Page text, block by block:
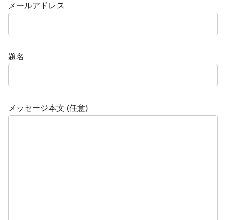
メールアドレス
題名
メッセージ本文 (任意)